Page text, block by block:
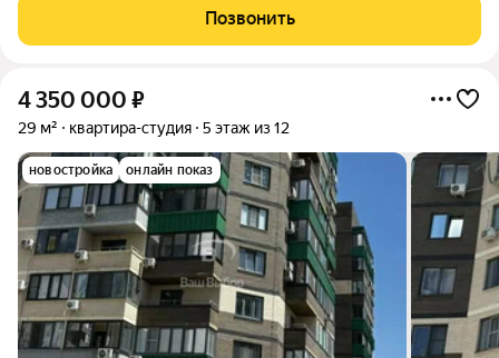
качественный евроремонт с использованием современных
материалов: настенные
Позвонить
4 350 000 ₽
29 м² квартира-студия 5 этаж из 12
новостройка онлайн показ